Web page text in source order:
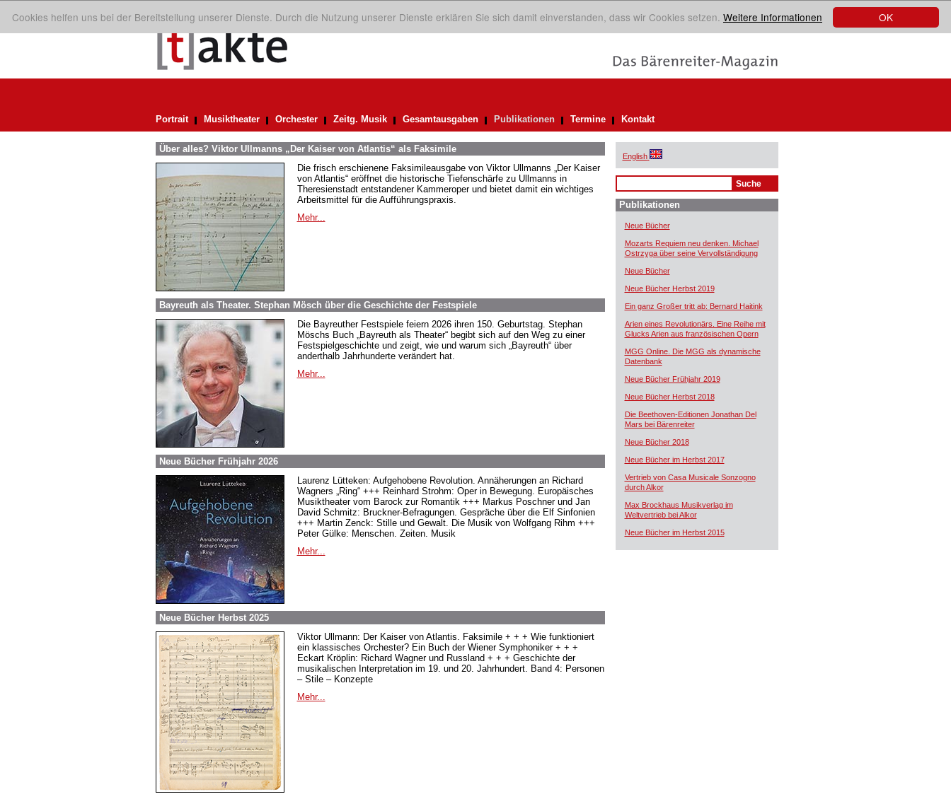
OK
Cookies helfen uns bei der Bereitstellung unserer Dienste. Durch die Nutzung unserer Dienste erklären Sie sich damit einverstanden, dass wir Cookies setzen. Weitere Informationen
Portrait Musiktheater Orchester Zeitg. Musik Gesamtausgaben Publikationen Termine Kontakt
Über alles? Viktor Ullmanns „Der Kaiser von Atlantis“ als Faksimile
Die frisch erschienene Faksimileausgabe von Viktor Ullmanns „Der Kaiser
von Atlantis“ eröffnet die historische Tiefenschärfe zu Ullmanns in
Theresienstadt entstandener Kammeroper und bietet damit ein wichtiges
Arbeitsmittel für die Aufführungspraxis.
Mehr...
Bayreuth als Theater. Stephan Mösch über die Geschichte der Festspiele
Die Bayreuther Festspiele feiern 2026 ihren 150. Geburtstag. Stephan
Möschs Buch „Bayreuth als Theater“ begibt sich auf den Weg zu einer
Festspielgeschichte und zeigt, wie und warum sich „Bayreuth“ über
anderthalb Jahrhunderte verändert hat.
Mehr...
Neue Bücher Frühjahr 2026
Laurenz Lütteken: Aufgehobene Revolution. Annäherungen an Richard
Wagners „Ring“ +++ Reinhard Strohm: Oper in Bewegung. Europäisches
Musiktheater vom Barock zur Romantik +++ Markus Poschner und Jan
David Schmitz: Bruckner-Befragungen. Gespräche über die Elf Sinfonien
+++ Martin Zenck: Stille und Gewalt. Die Musik von Wolfgang Rihm +++
Peter Gülke: Menschen. Zeiten. Musik
Mehr...
Neue Bücher Herbst 2025
Viktor Ullmann: Der Kaiser von Atlantis. Faksimile + + + Wie funktioniert
ein klassisches Orchester? Ein Buch der Wiener Symphoniker + + +
Eckart Kröplin: Richard Wagner und Russland + + + Geschichte der
musikalischen Interpretation im 19. und 20. Jahrhundert. Band 4: Personen
– Stile – Konzepte
Mehr...
English
Publikationen
Neue Bücher
Mozarts Requiem neu denken. Michael
Ostrzyga über seine Vervollständigung
Neue Bücher
Neue Bücher Herbst 2019
Ein ganz Großer tritt ab: Bernard Haitink
Arien eines Revolutionärs. Eine Reihe mit
Glucks Arien aus französischen Opern
MGG Online. Die MGG als dynamische
Datenbank
Neue Bücher Frühjahr 2019
Neue Bücher Herbst 2018
Die Beethoven-Editionen Jonathan Del
Mars bei Bärenreiter
Neue Bücher 2018
Neue Bücher im Herbst 2017
Vertrieb von Casa Musicale Sonzogno
durch Alkor
Max Brockhaus Musikverlag im
Weltvertrieb bei Alkor
Neue Bücher im Herbst 2015